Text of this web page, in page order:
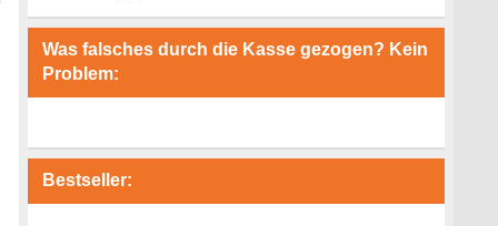
Was falsches durch die Kasse gezogen? Kein
Problem:
Bestseller: